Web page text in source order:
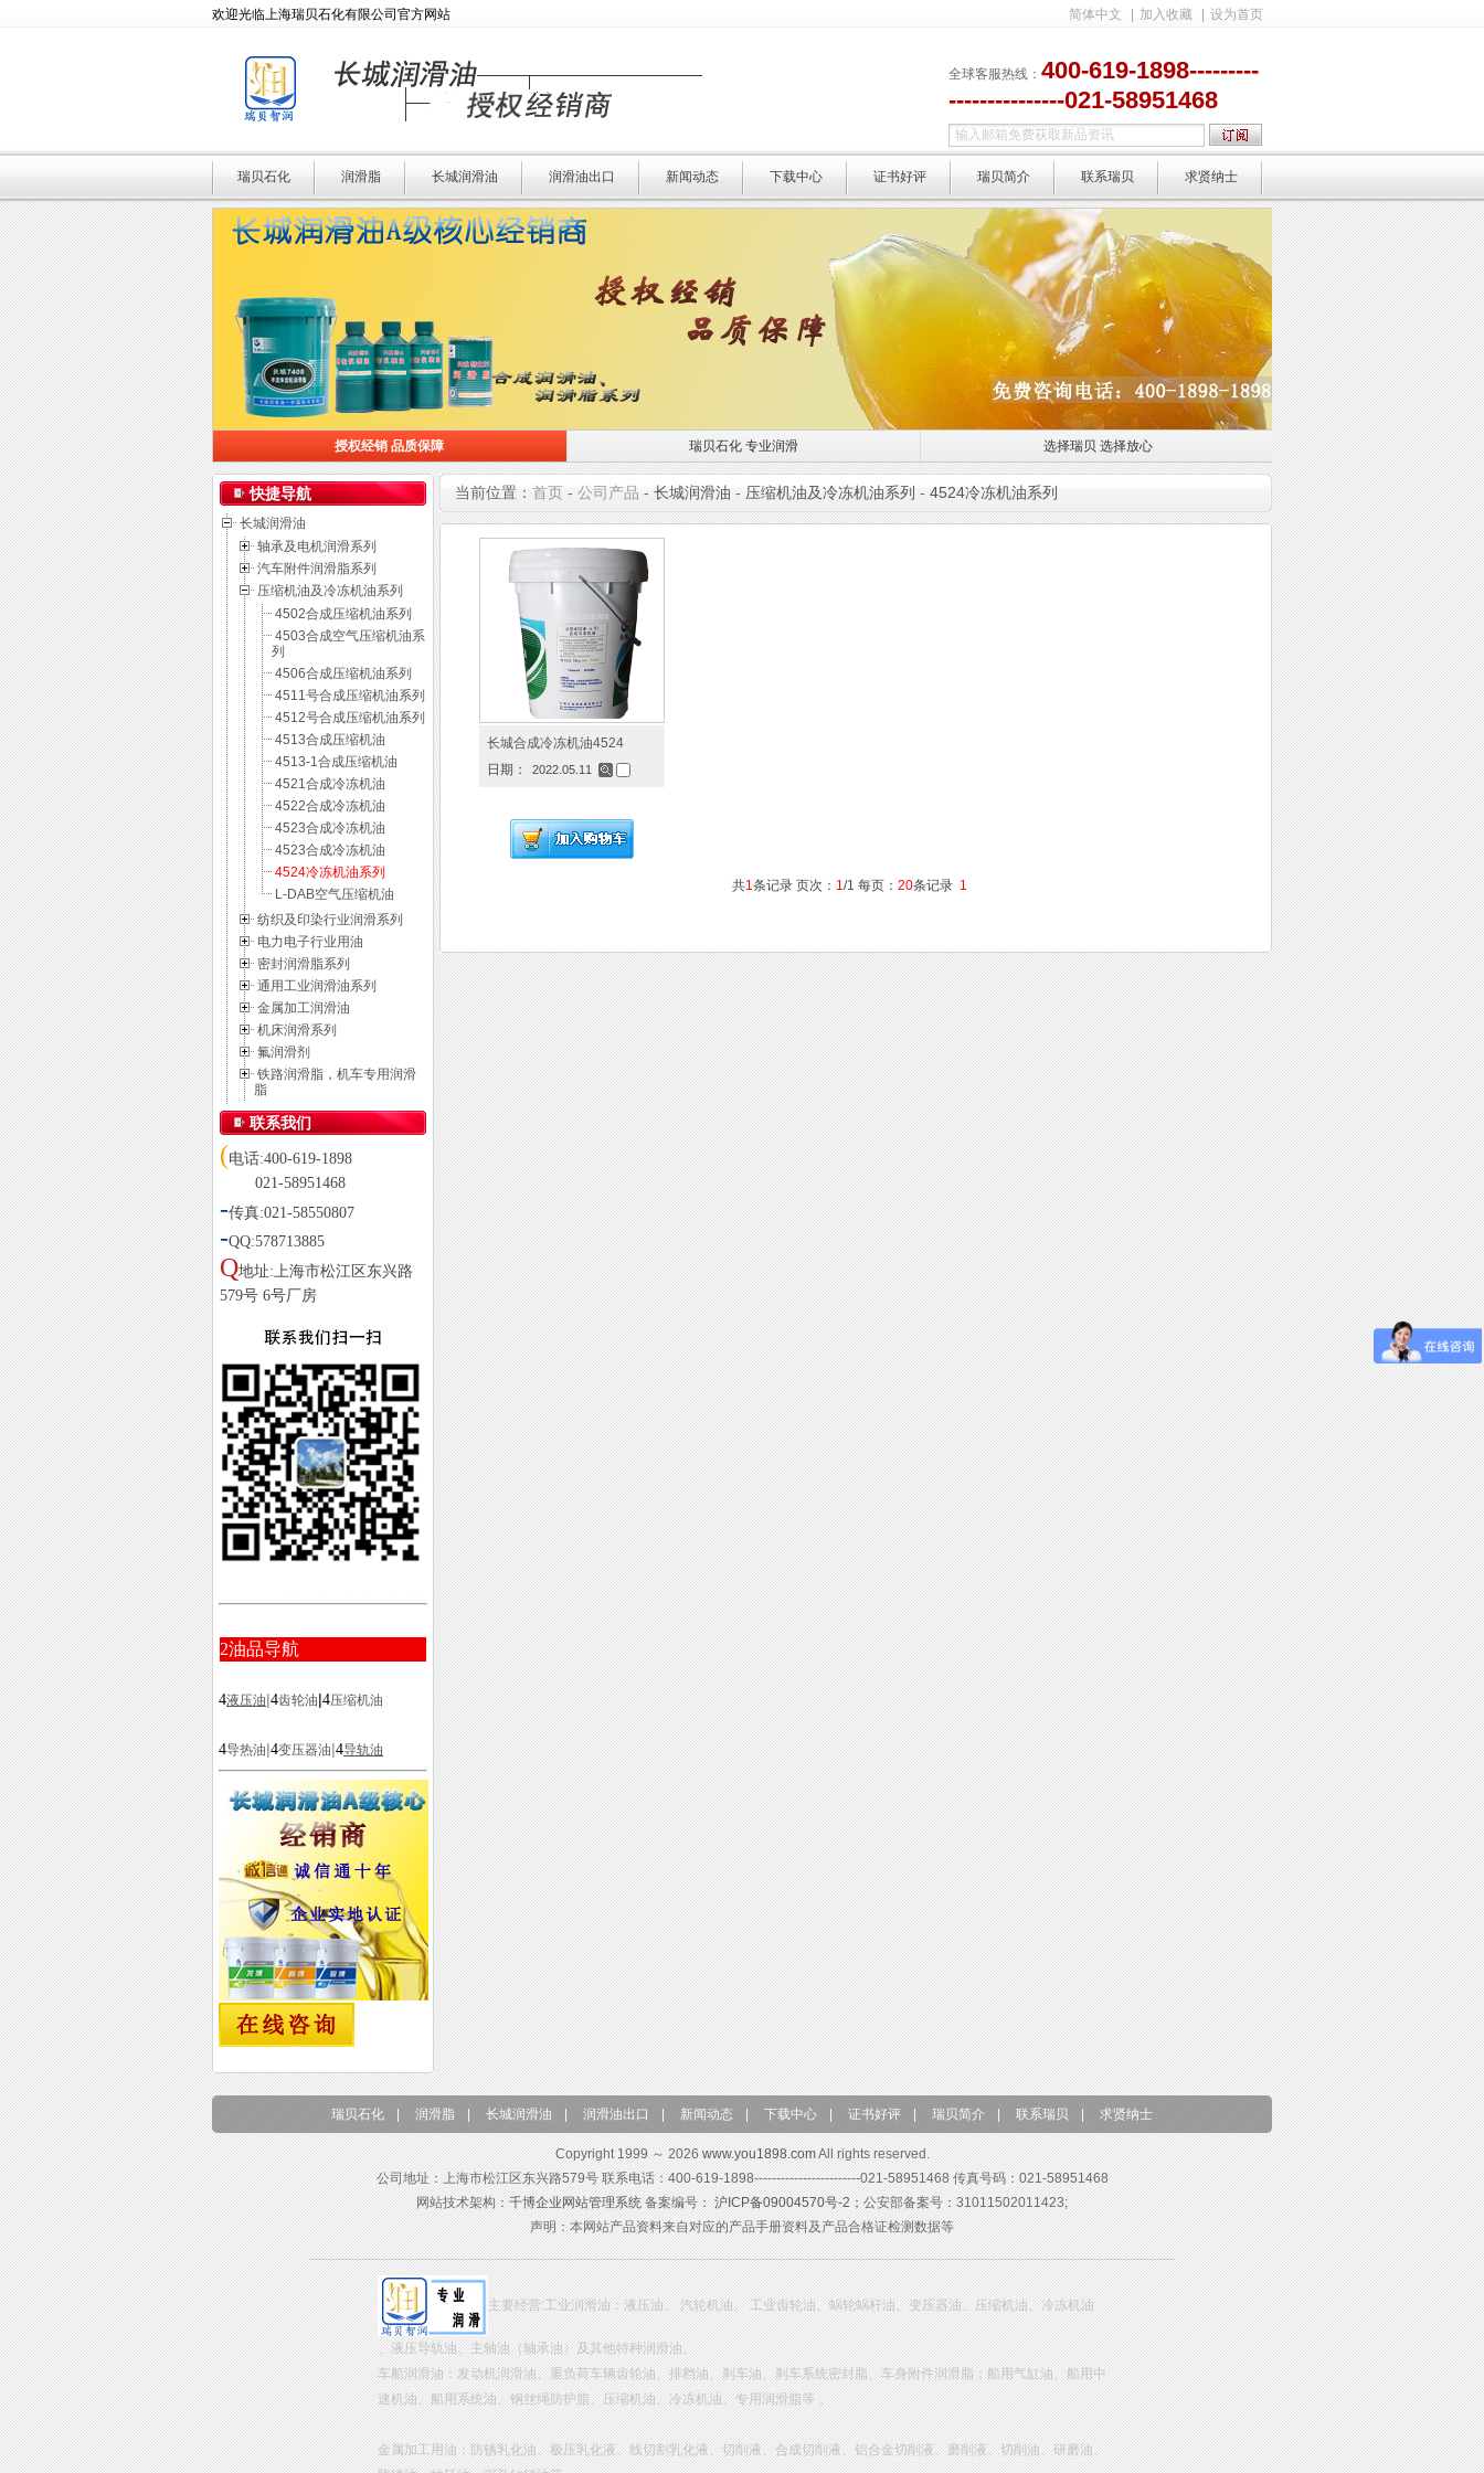
简体中文 加入收藏 设为首页
欢迎光临上海瑞贝石化有限公司官方网站
全球客服热线： 400-619-1898---------
---------------021-58951468
瑞贝石化 润滑脂 长城润滑油 润滑油出口 新闻动态 下载中心 证书好评 瑞贝简介 联系瑞贝 求贤纳士
授权经销 品质保障
授权经销 品质保障
瑞贝石化 专业润滑
瑞贝石化 专业润滑
选择瑞贝 选择放心
选择瑞贝 选择放心
快捷导航
长城润滑油
轴承及电机润滑系列
汽车附件润滑脂系列
压缩机油及冷冻机油系列
4502合成压缩机油系列
4503合成空气压缩机油系
列
4506合成压缩机油系列
4511号合成压缩机油系列
4512号合成压缩机油系列
4513合成压缩机油
4513-1合成压缩机油
4521合成冷冻机油
4522合成冷冻机油
4523合成冷冻机油
4523合成冷冻机油
4524冷冻机油系列
L-DAB空气压缩机油
纺织及印染行业润滑系列
电力电子行业用油
密封润滑脂系列
通用工业润滑油系列
金属加工润滑油
机床润滑系列
氟润滑剂
铁路润滑脂，机车专用润滑
脂
联系我们
(电话:400-619-1898
021-58951468
-传真:021-58550807
-QQ:578713885
Q地址:上海市松江区东兴路
579号 6号厂房
2油品导航
4液压油|4齿轮油|4压缩机油
4导热油|4变压器油|4导轨油
当前位置： 首页 - 公司产品 - 长城润滑油 - 压缩机油及冷冻机油系列 - 4524冷冻机油系列
长城合成冷冻机油4524
日期：
2022.05.11
共1条记录 页次： 1/1 每页： 20条记录 1
瑞贝石化 润滑脂 长城润滑油 润滑油出口 新闻动态 下载中心 证书好评 瑞贝简介 联系瑞贝 求贤纳士
Copyright 1999 ～ 2026www.you1898.comAll rights reserved.
公司地址：上海市松江区东兴路579号 联系电话：400-619-1898------------------------021-58951468 传真号码：021-58951468
网站技术架构：千博企业网站管理系统备案编号：沪ICP备09004570号-2；公安部备案号：31011502011423;
声明：本网站产品资料来自对应的产品手册资料及产品合格证检测数据等
主要经营:工业润滑油：液压油、 汽轮机油、 工业齿轮油、蜗轮蜗杆油、变压器油、压缩机油、冷冻机油
、液压导轨油、主轴油（轴承油）及其他特种润滑油。
车船润滑油：发动机润滑油、重负荷车辆齿轮油、排档油、刹车油、刹车系统密封脂、车身附件润滑脂；船用气缸油、船用中
速机油、船用系统油、钢丝绳防护脂、压缩机油、冷冻机油、专用润滑脂等，
金属加工用油：防锈乳化油、极压乳化液、线切割乳化液、切削液、合成切削液、铝合金切削液、磨削液、切削油、研磨油、